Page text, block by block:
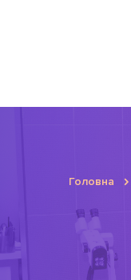
Головна